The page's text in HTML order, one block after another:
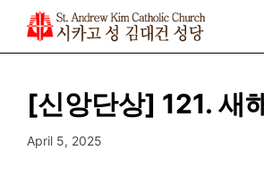
[신앙단상] 121. 새
April 5, 2025